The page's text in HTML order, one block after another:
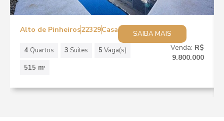
Alto de Pinheiros22329Casa
SAIBA MAIS
4 Quartos 3 Suites 5 Vaga(s)
515 m2
Venda: R$
9.800.000